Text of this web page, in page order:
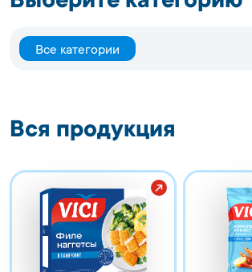
Все категории
Вся продукция